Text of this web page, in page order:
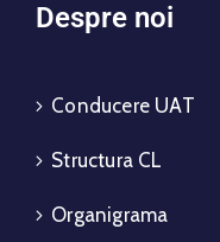
Despre noi
Conducere UAT
Structura CL
Organigrama